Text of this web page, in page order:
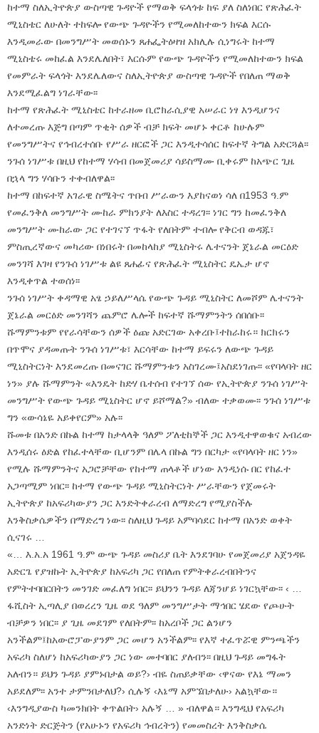
ከተማ ስለኢትዮጵያ ውስጣዊ ጉዳዮች የማወቅ ፍላጎቱ ከፍ ያለ ስለነበር የጽሕፈት
ሚኒስቴር ለሁለት ተከፍሎ የውጭ ጉዳዮችን የሚመለከተውን ክፍል እርሱ
እንዲመራው በመንግሥት መወሰኑን ጸሐፌትዕዛዝ አክሊሉ ሲነግሩት ከተማ
ሚኒስቴሩ መከፈል እንደሌለበት፣ እርሱም የውጭ ጉዳዮችን የሚመለከተውን ክፍል
የመምራት ፍላጎት እንደሌለውና ስለኢትዮጵያ ውስጣዊ ጉዳዮች የበለጠ ማወቅ
እንደሚፈልግ ነገራቸው፡፡
ከተማ የጽሕፈት ሚኒስቴር ከተራዘመ ቢሮክራሲያዊ አሠራር ነፃ እንዲሆንና
ለተመረጡ እጅግ በጣም ጥቂት ሰዎች ብቻ ክፍት መሆኑ ቀርቶ ከሁሉም
የመንግሥትና የኅብረተሰቡ የሥራ ዘርፎች ጋር እንዲተሳሰር ከፍተኛ ትግል አድርጓል፡፡
ንጉሰ ነገሥቱ በዚህ የከተማ ሃሳብ በመጀመሪያ ሳይስማሙ ቢቀሩም ከአጭር ጊዜ
በኋላ ግን ሃሳቡን ተቀብለዋል፡፡
ከተማ በከፍተኛ አገራዊ ስሜትና ጥበብ ሥራውን እያከናወነ ሳለ በ1953 ዓ.ም
የመፈንቅለ መንግሥት ሙከራ ምክንያት ለእስር ተዳረገ፡፡ ነገር ግን ከመፈንቅለ
መንግሥት ሙከራው ጋር የተገናኘ ጥፋት የለበትም ተብሎ የቅርብ ወዳጁ፣
ምስጢረኛውና መካሪው በነበሩት በመከላከያ ሚኒስትሩ ሌተናንት ጀኔራል መርዕድ
መንገሻ እገዛ የንጉሰ ነገሥቱ ልዩ ጸሐፊና የጽሕፈት ሚኒስትር ዴኤታ ሆኖ
እንዲቀጥል ተወሰነ፡፡
ንጉሰ ነገሥት ቀዳማዊ አፄ ኃይለሥላሴ የውጭ ጉዳይ ሚኒስትር ለመሾም ሌተናንት
ጀኔራል መርዕድ መንገሻን ጨምሮ ሌሎች ከፍተኛ ሹማምንትን ሰበሰቡ፡፡
ሹማምንቱም የየራሳቸውን ሰዎች ዕጩ አድርገው አቀረቡ፤ተከራከሩ። ክርክሩን
በጥሞና ያዳመጡት ንጉሰ ነገሥቱ፣ እርሳቸው ከተማ ይፍሩን ለውጭ ጉዳይ
ሚኒስትርነት እንደመረጡ በመናገር ሹማምንቱን አስገረሙ፤አስደነገጡ፡፡ «የባላባት ዘር
ነን» ያሉ ሹማምንት «እንዴት ከድሃ ቤተሰብ የተገኘ ሰው የኢትዮጵያ ንጉሰ ነገሥት
መንግሥት የውጭ ጉዳይ ሚኒስትር ሆኖ ይሾማል?» ብለው ተቃወሙ፡፡ ንጉሰ ነገሥቱ
ግን «ውሳኔዬ አይቀየርም» አሉ፡፡
ሹመቱ በአንድ በኩል ከተማ ከታላላቅ ዓለም ፖለቲከኞች ጋር እንዲተዋወቁና አብረው
እንዲሰሩ ዕድል የከፈተላቸው ቢሆንም በሌላ በኩል ግን በርካታ «የባላባት ዘር ነን»
የሚሉ ሹማምንትና አጋሮቻቸው የከተማ ጠላቶች ሆነው እንዲነሱ በር የከፈተ
አጋጣሚም ነበር፡፡ ከተማ የውጭ ጉዳይ ሚኒስትርነት ሥራቸውን የጀመሩት
ኢትዮጵያ ከአፍሪካውያን ጋር እንድትቀራረብ ለማድረግ የሚያስችሉ
እንቅስቃሴዎችን በማድረግ ነው፡፡ ስለዚህ ጉዳይ አምባሳደር ከተማ በአንድ ወቀት
ሲናገሩ …
«… እ.አ.አ 1961 ዓ.ም ውጭ ጉዳይ መስሪያ ቤት እንደገባሁ የመጀመሪያ አጀንዳዬ
አድርጌ የያዝኩት ኢትዮጵያ ከአፍሪካ ጋር የበለጠ የምትቀራረብበትንና
የምትተባበርበትን መንገድ መፈለግ ነበር፡፡ ይህንን ጉዳይ ለጃንሆይ ነገርኳቸው፡፡ ‹ …
ፋሺስት ኢጣሊያ በወረረን ጊዜ ወደ ዓለም መንግሥታት ማኅበር ሄደው የጮሁት
ብቻዎን ነበር፡፡ ያ ጊዜ መደገም የለበትም፡፡ ከአረቦች ጋር ልንሆን
አንችልም፤ከአውሮፓውያንም ጋር መሆን አንችልም፡፡ የእኛ ተፈጥሯዊ ምንጫችን
አፍሪካ ስለሆነ ከአፍሪካውያን ጋር ነው መተባበር ያለብን፡፡ በዚህ ጉዳይ መግፋት
አለብን። ይህን ጉዳይ ያምኑበታል ወይ?› ብዬ ስጠይቃቸው ‹ዋናው የእኔ ማመን
አይደለም፡፡ አንተ ታምንበታለህ?› ሲሉኝ ‹እኔማ አምኜበታለሁ› አልኳቸው።
‹እንግዲያውስ ካመንክበት ቀጥልበት› አሉኝ … » ብለዋል። እንግዲህ የአፍሪካ
አንድነት ድርጅትን (የአሁኑን የአፍሪካ ኅብረትን) የመመስረት እንቅስቃሴ